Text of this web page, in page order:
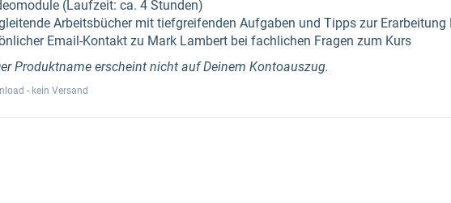
(Laufzeit: ca. 4 Stunden)
Arbeitsbücher mit tiefgreifenden Aufgaben und Tipps zur Erarbeitung
Email-Kontakt zu Mark Lambert bei fachlichen Fragen zum Kurs
Produktname erscheint nicht auf Deinem Kontoauszug.
- kein Versand